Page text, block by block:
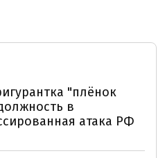
"плёнок
в
атака РФ